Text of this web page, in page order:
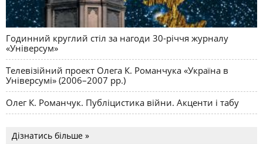
Годинний круглий стіл за нагоди 30-річчя журналу
«Універсум»
Телевізійний проект Олега К. Романчука «Україна в
Універсумі» (2006–2007 рр.)
Олег К. Романчук. Публіцистика війни. Акценти і табу
Дізнатись більше »